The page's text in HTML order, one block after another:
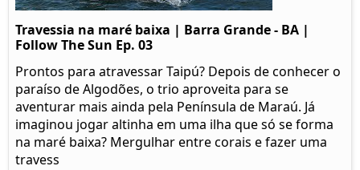
Travessia na maré baixa | Barra Grande - BA |
Follow The Sun Ep. 03
Prontos para atravessar Taipú? Depois de conhecer o
paraíso de Algodões, o trio aproveita para se
aventurar mais ainda pela Península de Maraú. Já
imaginou jogar altinha em uma ilha que só se forma
na maré baixa? Mergulhar entre corais e fazer uma
travess